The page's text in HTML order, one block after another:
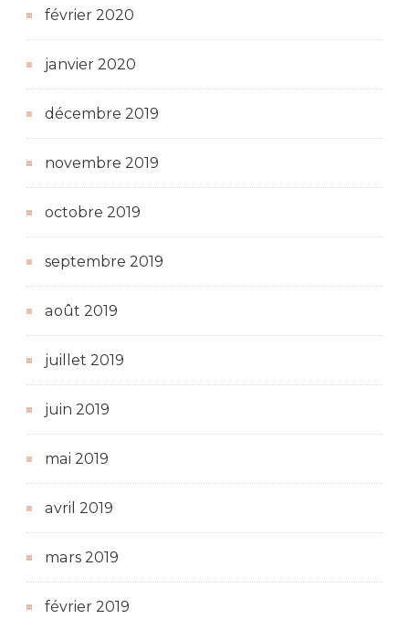
février 2020
janvier 2020
décembre 2019
novembre 2019
octobre 2019
septembre 2019
août 2019
juillet 2019
juin 2019
mai 2019
avril 2019
mars 2019
février 2019